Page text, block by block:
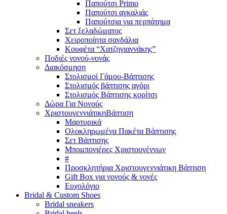
Παπούτσι Primo
Παπούτσι αγκαλιάς
Παπούτσια για περπάτημα
Σετ ξελαδώματος
Χειροποίητα σανδάλια
Κουφέτα “Χατζηγιαννάκης”
Ποδιές νονού-νονάς
Διακόσμηση
Στολισμοί Γάμου-Βάπτισης
Στολισμός βάπτισης αγόρι
Στολισμός Βάπτισης κορίτσι
Δώρα Για Νονούς
ΧριστουγεννιάτικηΒάπτιση
Μαρτυρικά
Ολοκληρωμένα Πακέτα Βάπτισης
Σετ Βάπτισης
Μπομπονιέρες Χριστουγέννων
#
Προσκλητήρια Χριστουγεννιάτικη Βάπτιση
Gift Box για νονούς & νονές
Ευχολόγιο
Bridal & Custom Shoes
Bridal sneakers